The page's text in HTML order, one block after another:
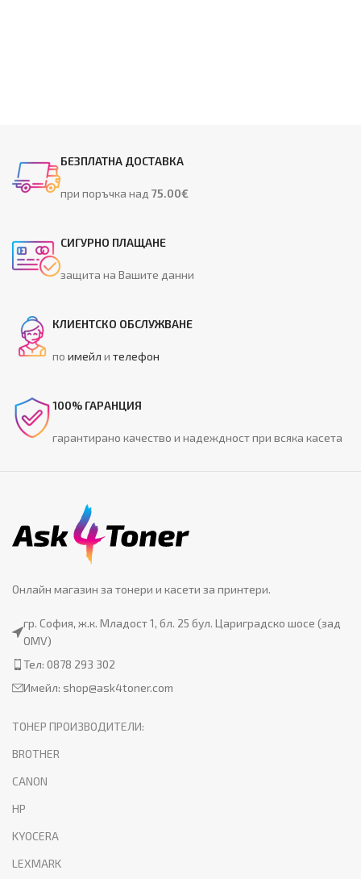
БЕЗПЛАТНА ДОСТАВКА
при поръчка над75.00€
СИГУРНО ПЛАЩАНЕ
защита на Вашите данни
КЛИЕНТСКО ОБСЛУЖВАНЕ
поимейл ителефон
100% ГАРАНЦИЯ
гарантирано качество и надеждност при всяка касета
Онлайн магазин за тонери и касети за принтери.
гр. София, ж.к. Младост 1, бл. 25 бул. Цариградско шосе (зад
OMV)
Тел: 0878 293 302
Имейл: shop@ask4toner.com
ТОНЕР ПРОИЗВОДИТЕЛИ:
BROTHER
CANON
HP
KYOCERA
LEXMARK